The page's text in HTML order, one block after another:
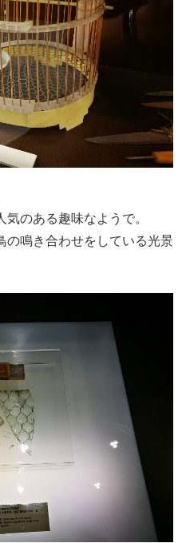
のある趣味なようで。
の鳴き合わせをしている光景